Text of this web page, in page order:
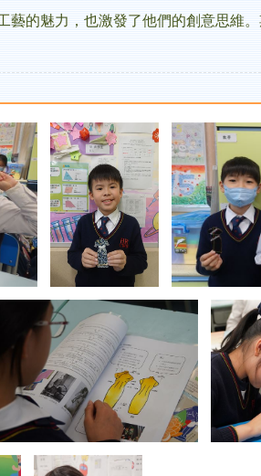
的魅力，也激發了他們的創意思維